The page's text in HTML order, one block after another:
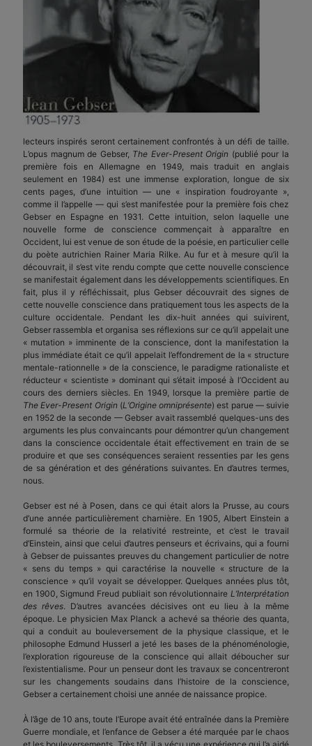
lecteurs inspirés seront certainement confrontés à un défi de taille.
L’opus magnum de Gebser, The Ever-Present Origin (publié pour la
première fois en Allemagne en 1949, mais traduit en anglais
seulement en 1984) est une immense exploration, longue de six
cents pages, d’une intuition — une « inspiration foudroyante »,
comme il l’appelle — qui s’est manifestée pour la première fois chez
Gebser en Espagne en 1931. Cette intuition, selon laquelle une
nouvelle forme de conscience commençait à apparaître en
Occident, lui est venue de son étude de la poésie, en particulier celle
du poète autrichien Rainer Maria Rilke. Au fur et à mesure qu’il la
découvrait, il s’est vite rendu compte que cette nouvelle conscience
se manifestait également dans les développements scientifiques. En
fait, plus il y réfléchissait, plus Gebser découvrait des signes de
cette nouvelle conscience dans pratiquement tous les aspects de la
culture occidentale. Pendant les dix-huit années qui suivirent,
Gebser rassembla et organisa ses réflexions sur ce qu’il appelait une
« mutation » imminente de la conscience, dont la manifestation la
plus immédiate était ce qu’il appelait l’effondrement de la « structure
mentale-rationnelle » de la conscience, le paradigme rationaliste et
réducteur « scientiste » dominant qui s’était imposé à l’Occident au
cours des derniers siècles. En 1949, lorsque la première partie de
The Ever-Present Origin (L’Origine omniprésente) est parue — suivie
en 1952 de la seconde — Gebser avait rassemblé quelques-uns des
arguments les plus convaincants pour démontrer qu’un changement
dans la conscience occidentale était effectivement en train de se
produire et que ses conséquences seraient ressenties par les gens
de sa génération et des générations suivantes. En d’autres termes,
nous.
Gebser est né à Posen, dans ce qui était alors la Prusse, au cours
d’une année particulièrement charnière. En 1905, Albert Einstein a
formulé sa théorie de la relativité restreinte, et c’est le travail
d’Einstein, ainsi que celui d’autres penseurs et écrivains, qui a fourni
à Gebser de puissantes preuves du changement particulier de notre
« sens du temps » qui caractérise la nouvelle « structure de la
conscience » qu’il voyait se développer. Quelques années plus tôt,
en 1900, Sigmund Freud publiait son révolutionnaire L’Interprétation
des rêves. D’autres avancées décisives ont eu lieu à la même
époque. Le physicien Max Planck a achevé sa théorie des quanta,
qui a conduit au bouleversement de la physique classique, et le
philosophe Edmund Husserl a jeté les bases de la phénoménologie,
l’exploration rigoureuse de la conscience qui allait déboucher sur
l’existentialisme. Pour un penseur dont les travaux se concentreront
sur les changements soudains dans l’histoire de la conscience,
Gebser a certainement choisi une année de naissance propice.
À l’âge de 10 ans, toute l’Europe avait été entraînée dans la Première
Guerre mondiale, et l’enfance de Gebser a été marquée par le chaos